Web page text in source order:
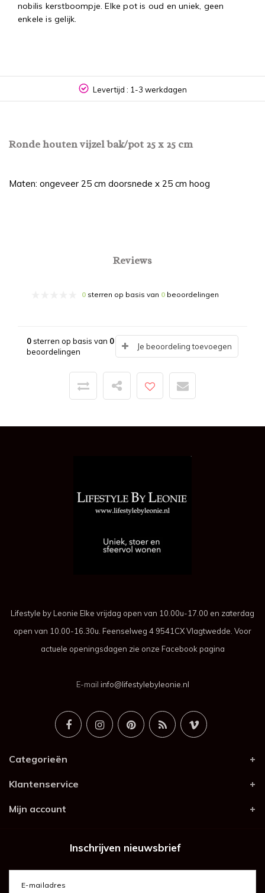
nobilis kerstboompje. Elke pot is oud en uniek, geen
enkele is gelijk.
Levertijd : 1-3 werkdagen
Ronde houten vijzel bak/pot 25 x 25 cm
Maten: ongeveer 25 cm doorsnede x 25 cm hoog
Reviews
0 sterren op basis van 0 beoordelingen
0sterren op basis van 0
beoordelingen
Je beoordeling toevoegen
Lifestyle by Leonie Elke vrijdag open van 10.00u-17.00 en zaterdag
open van 10.00-16.30u. Feenselweg 4 9541CX Vlagtwedde. Voor
actuele openingsdagen zie onze Facebook pagina
E-mail info@lifestylebyleonie.nl
Categorieën
Klantenservice
Mijn account
Inschrijven nieuwsbrief